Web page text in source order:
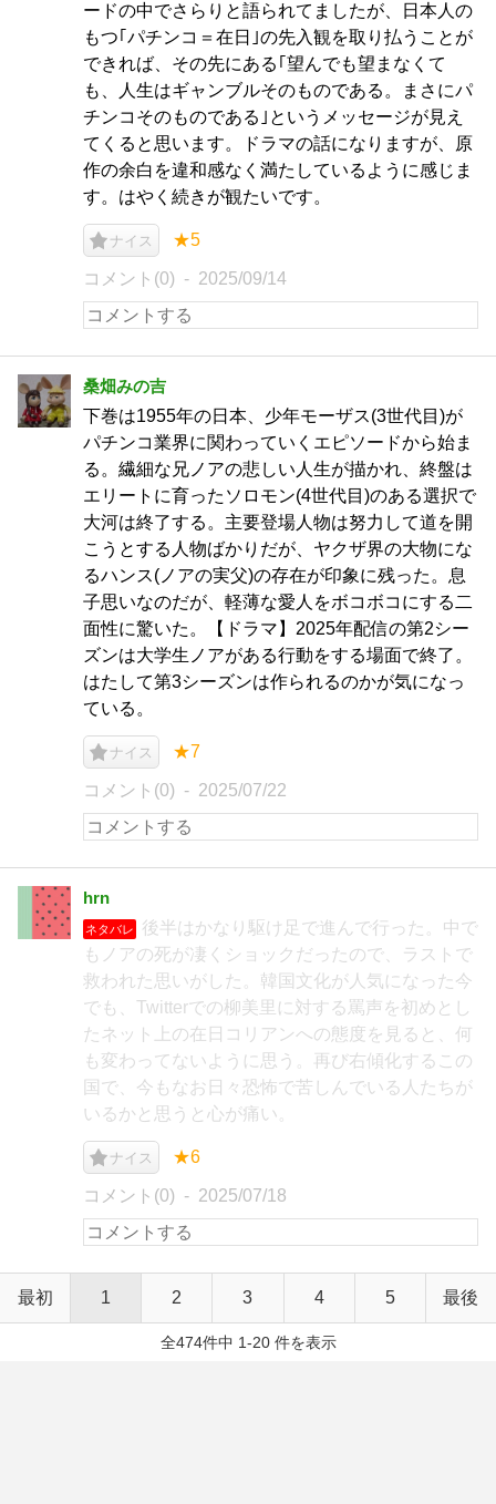
ードの中でさらりと語られてましたが、日本人の
もつ｢パチンコ＝在日｣の先入観を取り払うことが
できれば、その先にある｢望んでも望まなくて
も、人生はギャンブルそのものである。まさにパ
チンコそのものである｣というメッセージが見え
てくると思います。ドラマの話になりますが、原
作の余白を違和感なく満たしているように感じま
す。はやく続きが観たいです。
ナイス ★5
コメント(0) 2025/09/14
桑畑みの吉
下巻は1955年の日本、少年モーザス(3世代目)が
パチンコ業界に関わっていくエピソードから始ま
る。繊細な兄ノアの悲しい人生が描かれ、終盤は
エリートに育ったソロモン(4世代目)のある選択で
大河は終了する。主要登場人物は努力して道を開
こうとする人物ばかりだが、ヤクザ界の大物にな
るハンス(ノアの実父)の存在が印象に残った。息
子思いなのだが、軽薄な愛人をボコボコにする二
面性に驚いた。【ドラマ】2025年配信の第2シー
ズンは大学生ノアがある行動をする場面で終了。
はたして第3シーズンは作られるのかが気になっ
ている。
ナイス ★7
コメント(0) 2025/07/22
hrn
ネタバレ
後半はかなり駆け足で進んで行った。中で
もノアの死が凄くショックだったので、ラストで
救われた思いがした。韓国文化が人気になった今
でも、Twitterでの柳美里に対する罵声を初めとし
たネット上の在日コリアンへの態度を見ると、何
も変わってないように思う。再び右傾化するこの
国で、今もなお日々恐怖で苦しんでいる人たちが
いるかと思うと心が痛い。
ナイス ★6
コメント(0) 2025/07/18
最初 1 2 3 4 5 最後
全474件中 1-20 件を表示